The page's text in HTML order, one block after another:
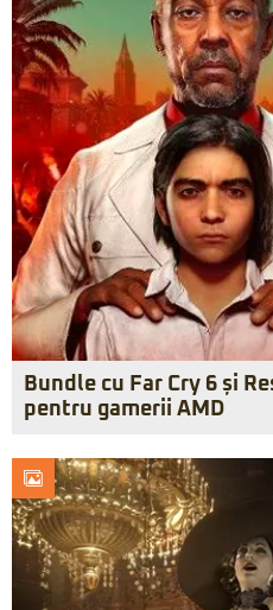
Bundle cu Far Cry 6 și
pentru gamerii AMD